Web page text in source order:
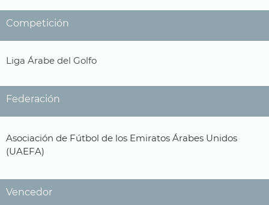
Competición
Liga Árabe del Golfo
Federación
Asociación de Fútbol de los Emiratos Árabes Unidos
(UAEFA)
Vencedor